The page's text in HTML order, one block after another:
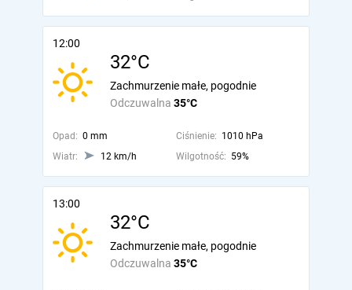
12:00
32°C
Odczuwalna 35°C
Zachmurzenie małe, pogodnie
Opad: 0 mm Ciśnienie: 1010 hPa
Wiatr:
12 km/h Wilgotność: 59%
13:00
32°C
Odczuwalna 35°C
Zachmurzenie małe, pogodnie